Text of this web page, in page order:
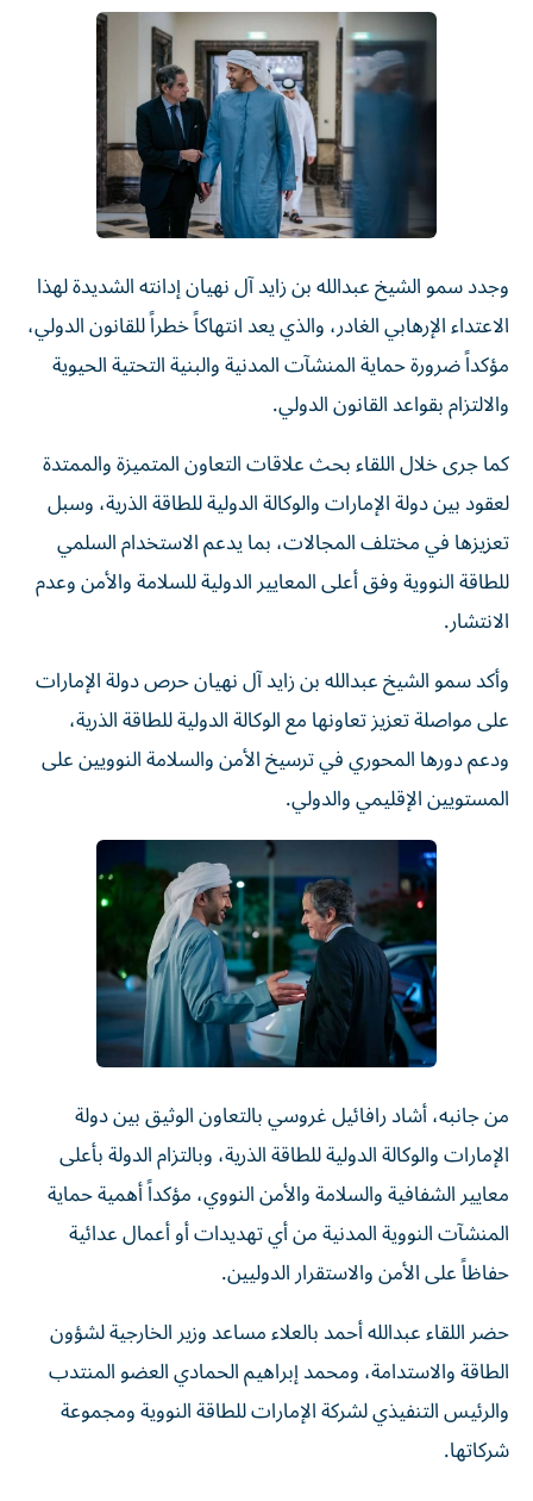
وجدد سمو الشيخ عبدالله بن زايد آل نهيان إدانته الشديدة لهذا
الاعتداء الإرهابي الغادر، والذي يعد انتهاكاً خطراً للقانون الدولي،
مؤكداً ضرورة حماية المنشآت المدنية والبنية التحتية الحيوية
والالتزام بقواعد القانون الدولي.
كما جرى خلال اللقاء بحث علاقات التعاون المتميزة والممتدة
لعقود بين دولة الإمارات والوكالة الدولية للطاقة الذرية، وسبل
تعزيزها في مختلف المجالات، بما يدعم الاستخدام السلمي
للطاقة النووية وفق أعلى المعايير الدولية للسلامة والأمن وعدم
الانتشار.
وأكد سمو الشيخ عبدالله بن زايد آل نهيان حرص دولة الإمارات
على مواصلة تعزيز تعاونها مع الوكالة الدولية للطاقة الذرية،
ودعم دورها المحوري في ترسيخ الأمن والسلامة النوويين على
المستويين الإقليمي والدولي.
من جانبه، أشاد رافائيل غروسي بالتعاون الوثيق بين دولة
الإمارات والوكالة الدولية للطاقة الذرية، وبالتزام الدولة بأعلى
معايير الشفافية والسلامة والأمن النووي، مؤكداً أهمية حماية
المنشآت النووية المدنية من أي تهديدات أو أعمال عدائية
حفاظاً على الأمن والاستقرار الدوليين.
حضر اللقاء عبدالله أحمد بالعلاء مساعد وزير الخارجية لشؤون
الطاقة والاستدامة، ومحمد إبراهيم الحمادي العضو المنتدب
والرئيس التنفيذي لشركة الإمارات للطاقة النووية ومجموعة
شركاتها.